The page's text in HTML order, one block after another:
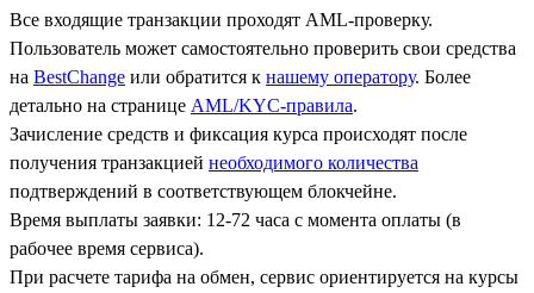
Все входящие транзакции проходят AML-проверку.
Пользователь может самостоятельно проверить свои средства
на BestChange или обратится к нашему оператору. Более
детально на странице AML/KYC-правила.
Зачисление средств и фиксация курса происходят после
получения транзакцией необходимого количества
подтверждений в соответствующем блокчейне.
Время выплаты заявки: 12-72 часа с момента оплаты (в
рабочее время сервиса).
При расчете тарифа на обмен, сервис ориентируется на курсы